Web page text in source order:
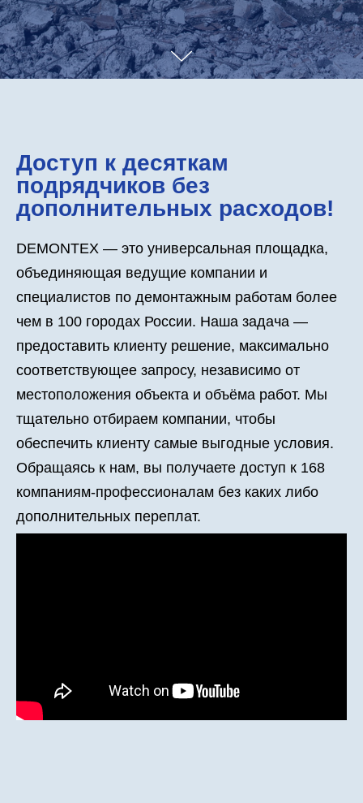
Доступ к десяткам
подрядчиков без
дополнительных расходов!
DEMONTEX — это универсальная площадка,
объединяющая ведущие компании и
специалистов по демонтажным работам более
чем в 100 городах России. Наша задача —
предоставить клиенту решение, максимально
соответствующее запросу, независимо от
местоположения объекта и объёма работ. Мы
тщательно отбираем компании, чтобы
обеспечить клиенту самые выгодные условия.
Обращаясь к нам, вы получаете доступ к 168
компаниям-профессионалам без каких либо
дополнительных переплат.